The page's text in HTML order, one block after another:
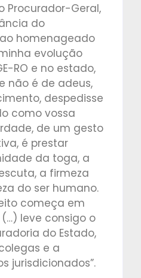
Procurador-Geral,
do
homenageado
evolução
RO e no estado,
não é de adeus,
despedisse
como vossa
de um gesto
é prestar
da toga, a
a firmeza
do ser humano.
começa em
leve consigo o
do Estado,
e a
jurisdicionados”.